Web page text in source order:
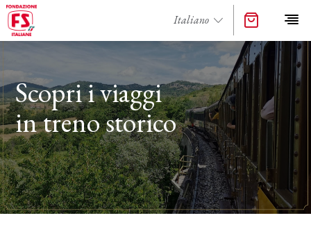
Scopri i viaggi
in treno storico